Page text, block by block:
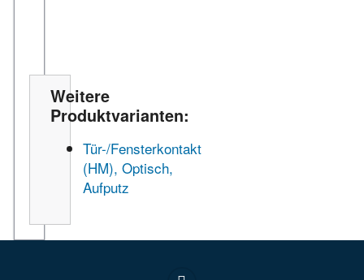
Weitere
Produktvarianten:
Tür-/Fensterkontakt
(HM), Optisch,
Aufputz